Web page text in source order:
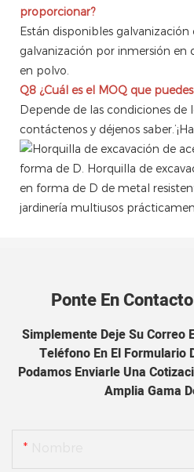
proporcionar?
Están disponibles
galvanización por inmersión en
en polvo.
Q8 ¿Cuál es el MOQ que
Depende de las condiciones de
contáctenos y déjenos
Ponte En
Simplemente Deje Su Correo
Teléfono En El Formulario
Podamos Enviarle Una
Amplia Gama